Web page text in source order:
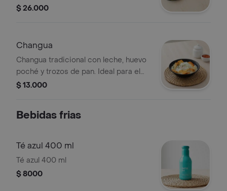
$ 26.000
Changua
Changua tradicional con leche, huevo
poché y trozos de pan. Ideal para el
desayuno.
$ 13.000
Bebidas frias
Té azul 400 ml
Té azul 400 ml
$ 8000